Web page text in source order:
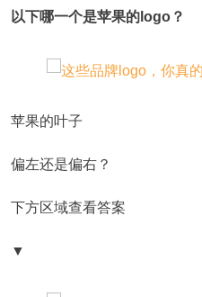
以下哪一个是苹果的logo？
苹果的叶子
偏左还是偏右？
下方区域查看答案
▼